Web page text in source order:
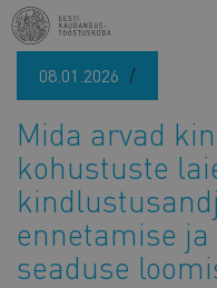
Liigu
edasi
põhisisu08.01.2026
Mida arvad
kohustuste
ennetamise
seaduse